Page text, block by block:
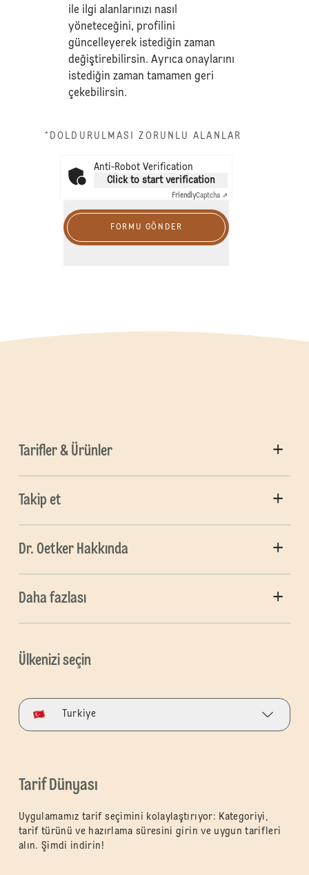
ile ilgi alanlarınızı nasıl
yöneteceğini, profilini
güncelleyerek istediğin zaman
değiştirebilirsin. Ayrıca onaylarını
istediğin zaman tamamen geri
çekebilirsin.
*DOLDURULMASI ZORUNLU ALANLAR
Anti-Robot Verification
Click to start verification
FriendlyCaptcha ⇗
FORMU GÖNDER
Tarifler & Ürünler
Takip et
Dr. Oetker Hakkında
Daha fazlası
Ülkenizi seçin
Turkiye
Tarif Dünyası
Uygulamamız tarif seçimini kolaylaştırıyor: Kategoriyi,
tarif türünü ve hazırlama süresini girin ve uygun tarifleri
alın. Şimdi indirin!